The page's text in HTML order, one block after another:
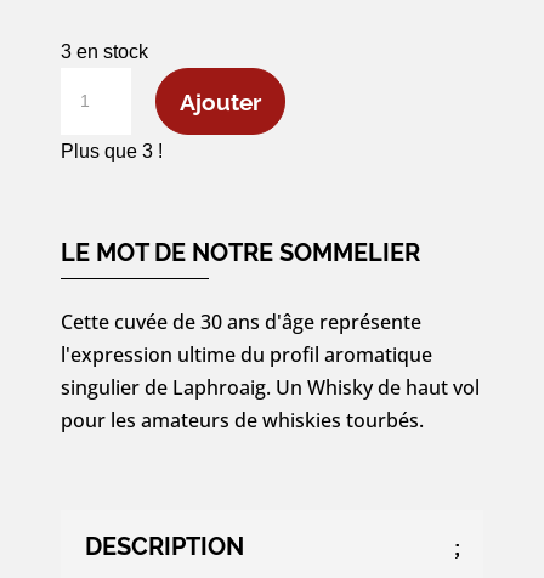
3 en stock
Laphroaig
Single
Malt
-
70cl
Ajouter
Plus que 3 !
LE MOT DE NOTRE SOMMELIER
Cette cuvée de 30 ans d'âge représente
l'expression ultime du profil aromatique
singulier de Laphroaig. Un Whisky de haut vol
pour les amateurs de whiskies tourbés.
DESCRIPTION